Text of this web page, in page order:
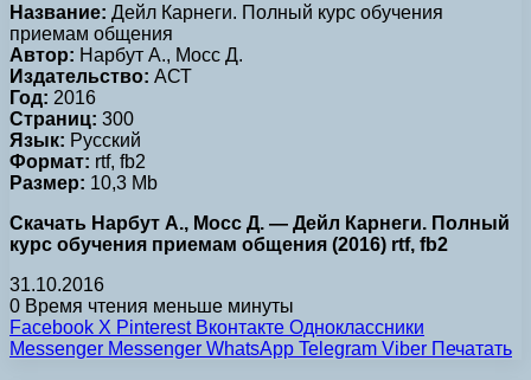
Название: Дейл Карнеги. Полный курс обучения
приемам общения
Автор: Нарбут А., Мосс Д.
Издательство: АСТ
Год: 2016
Страниц: 300
Язык: Русский
Формат: rtf, fb2
Размер: 10,3 Mb
Скачать Нарбут А., Мосс Д. — Дейл Карнеги. Полный
курс обучения приемам общения (2016) rtf, fb2
31.10.2016
0 Время чтения меньше минуты
Facebook X Pinterest Вконтакте Одноклассники
Messenger Messenger WhatsApp Telegram Viber Печатать